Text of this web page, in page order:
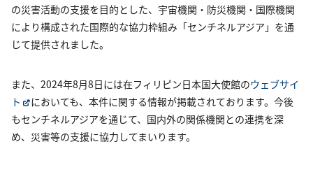
の災害活動の支援を目的とした、宇宙機関・防災機関・国際機関
により構成された国際的な協力枠組み「センチネルアジア」を通
じて提供されました。
また、2024年8月8日には在フィリピン日本国大使館のウェブサイ
ト
においても、本件に関する情報が掲載されております。今後
もセンチネルアジアを通じて、国内外の関係機関との連携を深
め、災害等の支援に協力してまいります。